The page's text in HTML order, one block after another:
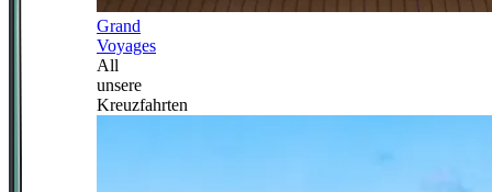
Grand
Voyages
All
unsere
Kreuzfahrten